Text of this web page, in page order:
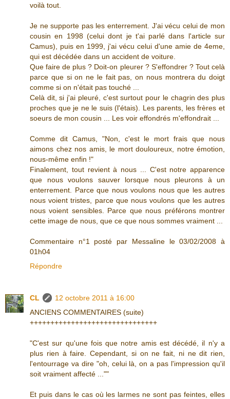
voilà tout.
Je ne supporte pas les enterrement. J'ai vécu celui de mon
cousin en 1998 (celui dont je t'ai parlé dans l'article sur
Camus), puis en 1999, j'ai vécu celui d'une amie de 4eme,
qui est décédée dans un accident de voiture.
Que faire de plus ? Doit-on pleurer ? S'effondrer ? Tout celà
parce que si on ne le fait pas, on nous montrera du doigt
comme si on n'était pas touché ...
Celà dit, si j'ai pleuré, c'est surtout pour le chagrin des plus
proches que je ne le suis (l'étais). Les parents, les frères et
soeurs de mon cousin ... Les voir effondrés m'effondrait ...
Comme dit Camus, "Non, c'est le mort frais que nous
aimons chez nos amis, le mort douloureux, notre émotion,
nous-même enfin !"
Finalement, tout revient à nous ... C'est notre apparence
que nous voulons sauver lorsque nous pleurons à un
enterrement. Parce que nous voulons nous que les autres
nous voient tristes, parce que nous voulons que les autres
nous voient sensibles. Parce que nous préférons montrer
cette image de nous, que ce que nous sommes vraiment ...
Commentaire n°1 posté par Messaline le 03/02/2008 à
01h04
Répondre
CL
12 octobre 2011 à 16:00
ANCIENS COMMENTAIRES (suite)
+++++++++++++++++++++++++++++++
"C'est sur qu'une fois que notre amis est décédé, il n'y a
plus rien à faire. Cependant, si on ne fait, ni ne dit rien,
l'entourrage va dire "oh, celui là, on a pas l'impression qu'il
soit vraiment affecté ...""
Et puis dans le cas où les larmes ne sont pas feintes, elles